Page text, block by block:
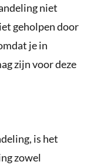
niet
geholpen door
je in
zijn voor deze
is het
zowel